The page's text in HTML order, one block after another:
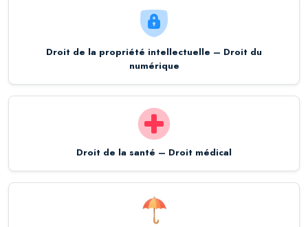
Droit de la propriété intellectuelle – Droit du
numérique
Droit de la santé – Droit médical